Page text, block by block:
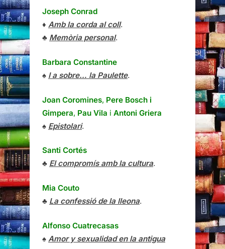
Joseph Conrad
♦ Amb la corda al coll.
♣ Memòria personal.
Barbara Constantine
♠ I a sobre… la Paulette.
Joan Coromines, Pere Bosch i
Gimpera, Pau Vila i Antoni Griera
♠ Epistolari.
Santi Cortés
♣ El compromís amb la cultura.
Mia Couto
♣ La confessió de la lleona.
Alfonso Cuatrecasas
♠ Amor y sexualidad en la antigua